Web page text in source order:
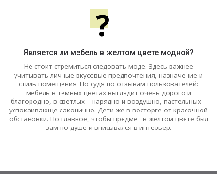
?
Является ли мебель в желтом цвете модной?
Не стоит стремиться следовать моде. Здесь важнее
учитывать личные вкусовые предпочтения, назначение и
стиль помещения. Но судя по отзывам пользователей:
мебель в темных цветах выглядит очень дорого и
благородно, в светлых – нарядно и воздушно, пастельных –
успокаивающе лаконично. Дети же в восторге от красочной
обстановки. Но главное, чтобы предмет в желтом цвете был
вам по душе и вписывался в интерьер.